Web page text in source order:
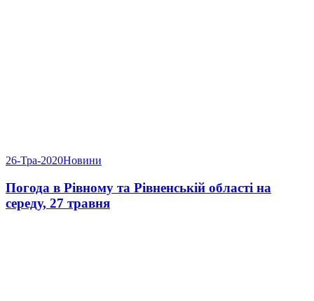
26-Тра-2020Новини
Погода в Рівному та Рівненській області на
середу, 27 травня